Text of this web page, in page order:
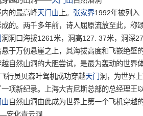
内的最高峰天门山 上。 张家界1992年被列入
的。两千多年前，诗人屈原流放至此，称
洞洞口海拔1261米，洞高127. 37米，洞深
于万仞悬崖之上，其海拔高度和飞嵌绝壁
自然山洞的大胆尝试，是最为轰动的世界
行员贝森叶驾机成功穿越天门 洞，为世界
项新纪录。上海大吉尼斯总部的总经理王
山 自然山洞由此成为世界上第一个飞机穿越